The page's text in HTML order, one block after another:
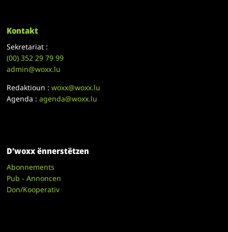
Kontakt
Sekretariat :
(00)352 29 79 99
admin@woxx.lu
Redaktioun :woxx@woxx.lu
Agenda :agenda@woxx.lu
D’woxx ënnerstëtzen
Abonnements
Pub - Annoncen
Don/Kooperativ